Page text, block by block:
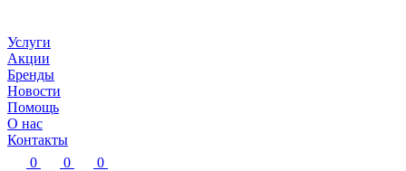
Услуги
Акции
Бренды
Новости
Помощь
О нас
Контакты
0
0
0